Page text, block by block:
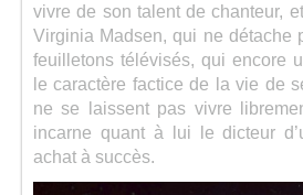
vivre de son talent de chanteur,
Virginia Madsen, qui ne détache
feuilletons télévisés, qui encore
le caractère factice de la vie de
ne se laissent pas vivre
incarne quant à lui le dicteur
achat à succès.